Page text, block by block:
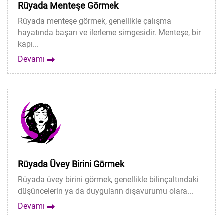
Rüyada Menteşe Görmek
Rüyada menteşe görmek, genellikle çalışma
hayatında başarı ve ilerleme simgesidir. Menteşe, bir
kapı...
Devamı
Rüyada Üvey Birini Görmek
Rüyada üvey birini görmek, genellikle bilinçaltındaki
düşüncelerin ya da duyguların dışavurumu olara...
Devamı